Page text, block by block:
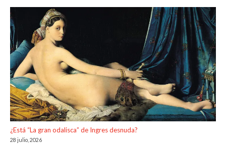
¿Está “La gran odalisca” de Ingres desnuda?
28 julio, 2026